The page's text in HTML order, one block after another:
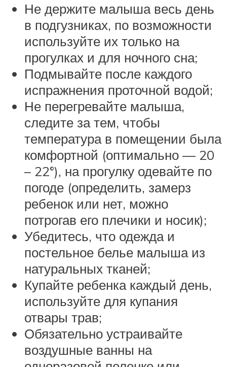
Не держите малыша весь день
в подгузниках, по возможности
используйте их только на
прогулках и для ночного сна;
Подмывайте после каждого
испражнения проточной водой;
Не перегревайте малыша,
следите за тем, чтобы
температура в помещении была
комфортной (оптимально — 20
– 22°), на прогулку одевайте по
погоде (определить, замерз
ребенок или нет, можно
потрогав его плечики и носик);
Убедитесь, что одежда и
постельное белье малыша из
натуральных тканей;
Купайте ребенка каждый день,
используйте для купания
отвары трав;
Обязательно устраивайте
воздушные ванны на